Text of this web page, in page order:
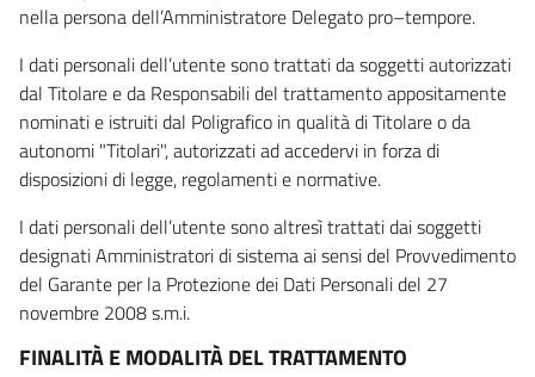
nella persona dell’Amministratore Delegato pro–tempore.
I dati personali dell’utente sono trattati da soggetti autorizzati
dal Titolare e da Responsabili del trattamento appositamente
nominati e istruiti dal Poligrafico in qualità di Titolare o da
autonomi "Titolari", autorizzati ad accedervi in forza di
disposizioni di legge, regolamenti e normative.
I dati personali dell’utente sono altresì trattati dai soggetti
designati Amministratori di sistema ai sensi del Provvedimento
del Garante per la Protezione dei Dati Personali del 27
novembre 2008 s.m.i.
FINALITÀ E MODALITÀ DEL TRATTAMENTO